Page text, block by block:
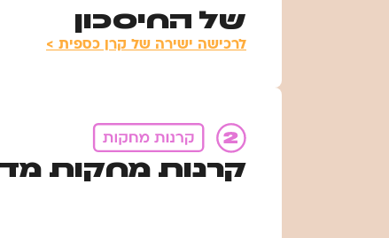
של החיסכון
לרכישה ישירה של קרן כספית >
קרנות מחקות